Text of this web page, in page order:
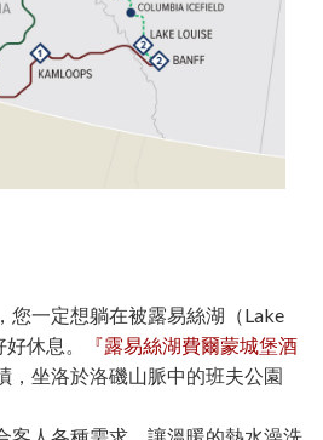
您一定想躺在被露易絲湖（Lake
休息。
『露易絲湖費爾蒙城堡酒
，坐洛於洛磯山脈中的班夫公園